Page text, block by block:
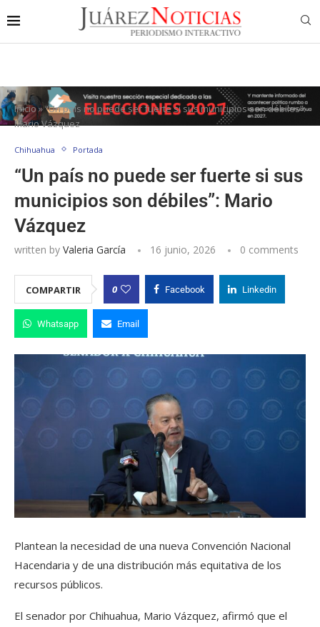
Inicio»“Un país no puede ser fuerte si sus municipios son débiles”:
Mario Vázquez
Chihuahua Portada
“Un país no puede ser fuerte si sus
municipios son débiles”: Mario
Vázquez
written by Valeria García 16 junio, 2026 0 comments
COMPARTIR 0 Facebook Linkedin
Whatsapp Email
Plantean la necesidad de una nueva Convención Nacional
Hacendaria y de una distribución más equitativa de los
recursos públicos.
El senador por Chihuahua, Mario Vázquez, afirmó que el